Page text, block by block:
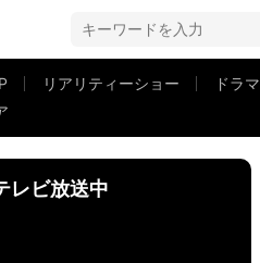
リアリティーショー
ドラマ
リング”舞台裏に密着
レビ放送中